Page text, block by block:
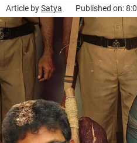
Article bySatya Published on: